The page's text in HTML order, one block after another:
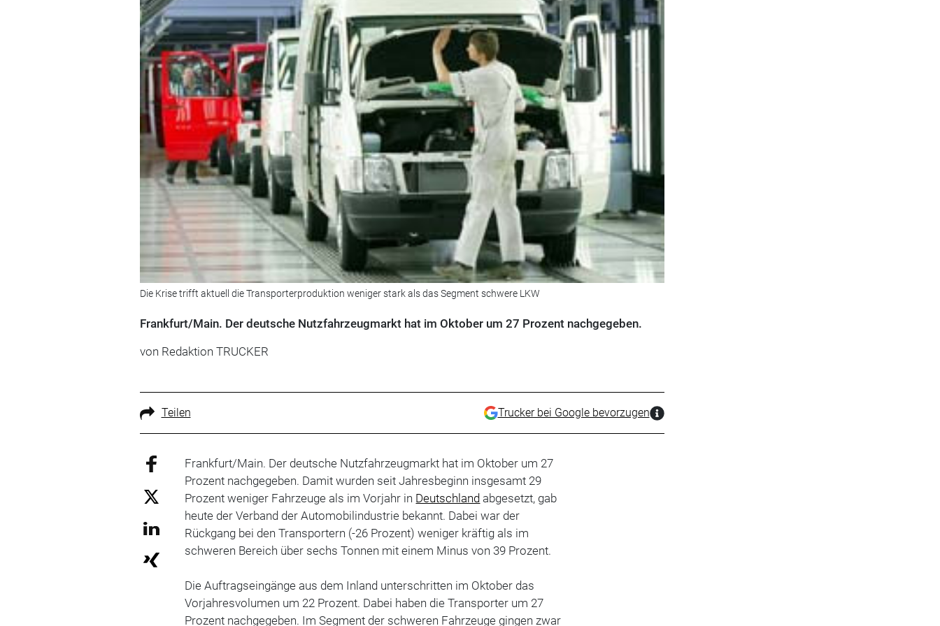
Die Krise trifft aktuell die Transporterproduktion weniger stark als das Segment schwere LKW
Frankfurt/Main. Der deutsche Nutzfahrzeugmarkt hat im Oktober um 27 Prozent nachgegeben.
von Redaktion TRUCKER
Teilen Trucker bei Google bevorzugen
Frankfurt/Main. Der deutsche Nutzfahrzeugmarkt hat im Oktober um 27
Prozent nachgegeben. Damit wurden seit Jahresbeginn insgesamt 29
Prozent weniger Fahrzeuge als im Vorjahr in Deutschland abgesetzt, gab
heute der Verband der Automobilindustrie bekannt. Dabei war der
Rückgang bei den Transportern (-26 Prozent) weniger kräftig als im
schweren Bereich über sechs Tonnen mit einem Minus von 39 Prozent.
Die Auftragseingänge aus dem Inland unterschritten im Oktober das
Vorjahresvolumen um 22 Prozent. Dabei haben die Transporter um 27
Prozent nachgegeben. Im Segment der schweren Fahrzeuge gingen zwar